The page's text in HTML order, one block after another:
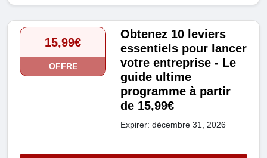
15,99€
OFFRE
Obtenez 10 leviers
essentiels pour lancer
votre entreprise - Le
guide ultime
programme à partir
de 15,99€
Expirer: décembre 31, 2026